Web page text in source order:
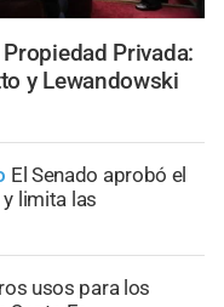
Propiedad Privada:
y Lewandowski
El Senado aprobó el
limita las
usos para los